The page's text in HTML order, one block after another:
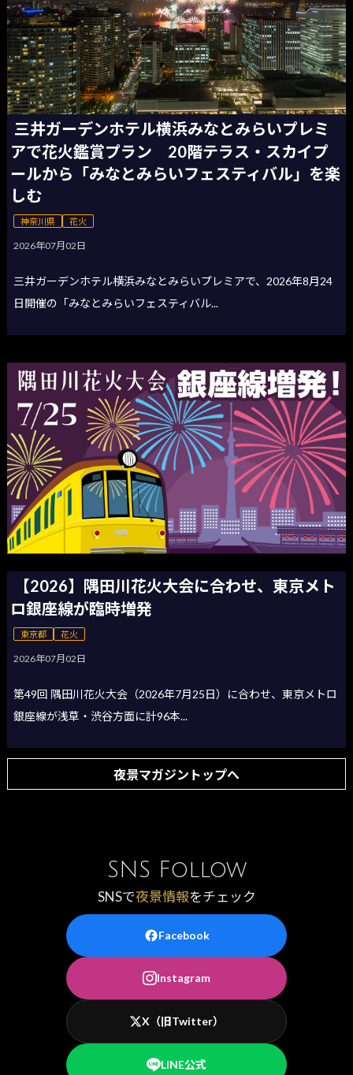
三井ガーデンホテル横浜みなとみらいプレミ
アで花火鑑賞プラン 20階テラス・スカイプ
ールから「みなとみらいフェスティバル」を楽
しむ
神奈川県 花火
2026年07月02日
三井ガーデンホテル横浜みなとみらいプレミアで、2026年8月24
日開催の「みなとみらいフェスティバル...
【2026】隅田川花火大会に合わせ、東京メト
ロ銀座線が臨時増発
東京都 花火
2026年07月02日
第49回 隅田川花火大会（2026年7月25日）に合わせ、東京メトロ
銀座線が浅草・渋谷方面に計96本...
夜景マガジントップへ
SNS Follow
SNSで夜景情報をチェック
Facebook
Instagram
X（旧Twitter）
LINE公式